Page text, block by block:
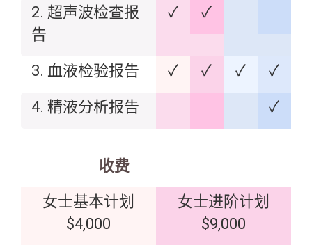
2. 超声波检查报
告
✓ ✓
3. 血液检验报告 ✓ ✓ ✓
✓
4. 精液分析报告
✓
收费
女士基本计划
$4,000
女士进阶计划
$9,000